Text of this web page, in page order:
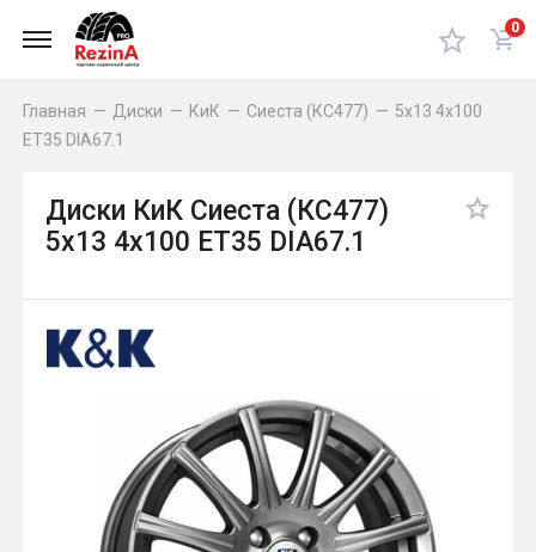
0
Главная — Диски — КиК — Сиеста (КС477) — 5x13 4x100
ET35 DIA67.1
Диски КиК Сиеста (КС477)
5x13 4x100 ET35 DIA67.1